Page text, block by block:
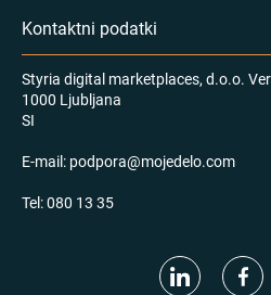
Kontaktni podatki
Styria digital marketplaces, d.o.o.
1000 Ljubljana
SI
E-mail: podpora@mojedelo.com
Tel:080 13 35